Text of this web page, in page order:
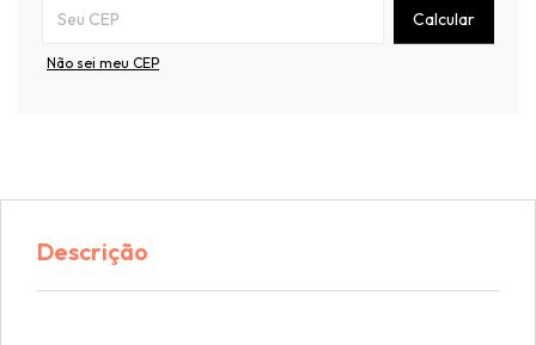
Calcular
Não sei meu CEP
Descrição